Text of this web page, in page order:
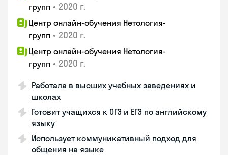
групп • 2020 г.
Центр онлайн-обучения Нетология-
групп • 2020 г.
Центр онлайн-обучения Нетология-
групп • 2020 г.
Работала в высших учебных заведениях и
школах
Готовит учащихся к ОГЭ и ЕГЭ по английскому
языку
Использует коммуникативный подход для
общения на языке